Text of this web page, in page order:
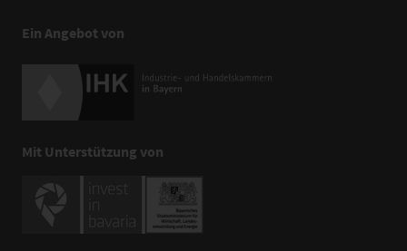
Ein Angebot von
Mit Unterstützung von